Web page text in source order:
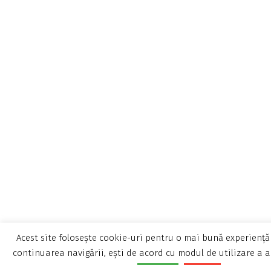
Acest site folosește cookie-uri pentru o mai bună
continuarea navigării, ești de acord cu modul de utilizare a